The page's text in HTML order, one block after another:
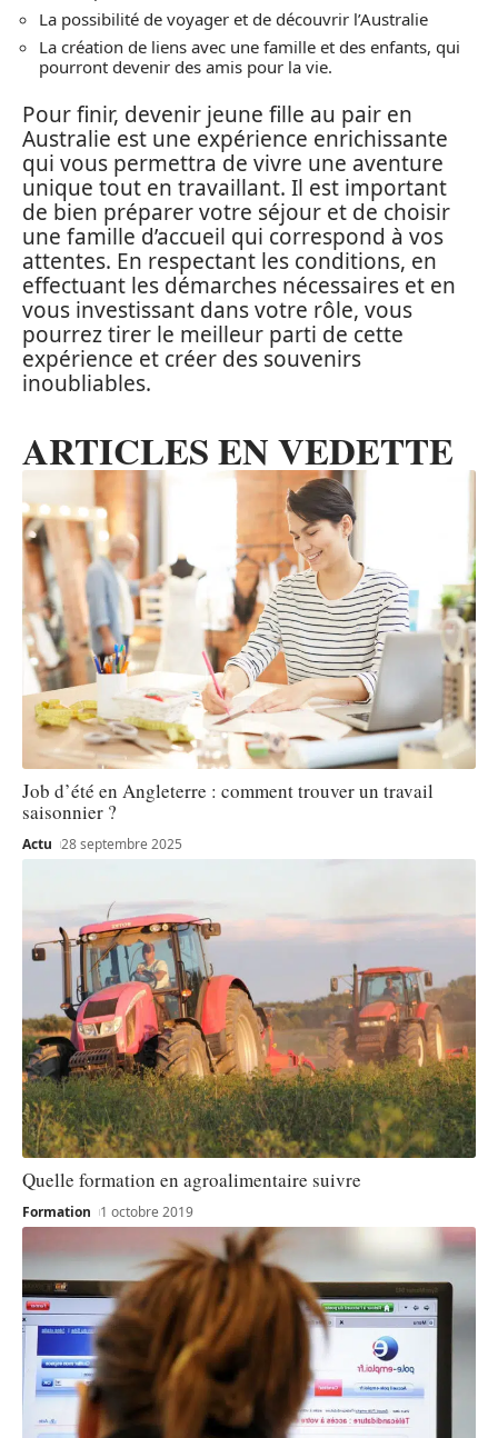
La possibilité de voyager et de découvrir l’Australie
La création de liens avec une famille et des enfants, qui
pourront devenir des amis pour la vie.
Pour finir, devenir jeune fille au pair en
Australie est une expérience enrichissante
qui vous permettra de vivre une aventure
unique tout en travaillant. Il est important
de bien préparer votre séjour et de choisir
une famille d’accueil qui correspond à vos
attentes. En respectant les conditions, en
effectuant les démarches nécessaires et en
vous investissant dans votre rôle, vous
pourrez tirer le meilleur parti de cette
expérience et créer des souvenirs
inoubliables.
ARTICLES EN VEDETTE
Job d’été en Angleterre : comment trouver un travail
saisonnier ?
Actu 28 septembre 2025
Quelle formation en agroalimentaire suivre
Formation 1 octobre 2019